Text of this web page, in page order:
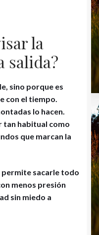
la
salida?
sino porque es
con el tiempo.
lo hacen.
tan habitual como
que marcan la
sacarle todo
menos presión
sin miedo a